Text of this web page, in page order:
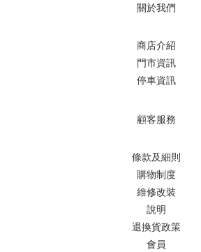
關於我們
商店介紹
門市資訊
停車資訊
顧客服務
條款及細則
購物制度
維修改裝
說明
退換貨政策
會員